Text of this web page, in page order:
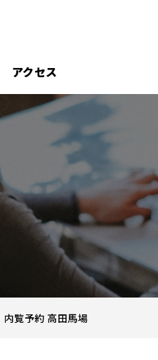
アクセス
内覧予約 高田馬場